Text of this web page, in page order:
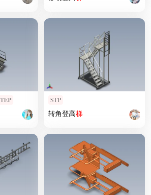
STP
转角登高梯